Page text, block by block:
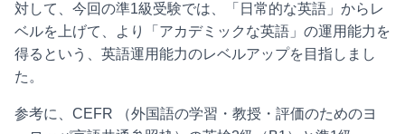
前の彼女の英語力に関してはこちらの記事をご覧ください。今回のケースでは英検
対して、今回の準1級受験では、「日常的な英語」からレ
ベルを上げて、より「アカデミックな英語」の運用能力を
得るという、英語運用能力のレベルアップを目指しまし
た。
参考に、CEFR （外国語の学習・教授・評価のためのヨ